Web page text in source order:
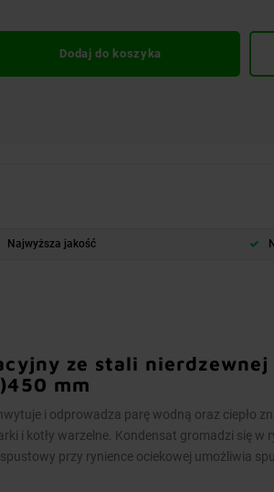
Dodaj do koszyka
Najwyższa jakość
ze stali
mm
i odprowadza parę wodną oraz ciepło
i kotły warzelne. Kondensat gromadzi się w
przy rynience ociekowej umożliwia